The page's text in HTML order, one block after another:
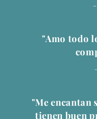
"Amo todo
"Me encantan
tienen buen